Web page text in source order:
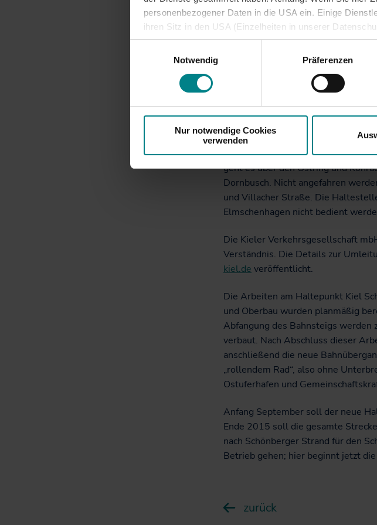
personenbezogener Daten in die USA ein. Einige
ihren Sitz in den USA (Einzelheiten in unserer
vergleichbares Datenschutzniveau. Auch sonstige
besteht die Gefahr, dass insbesondere öffentliche
Notwendig
Präferenzen
Nur notwendige Cookies
verwenden
über Ostring, Franziusallee,
Haltestellen Preetzer Straße/
Poppenrade und Grabastraße
fährt bis zur
Ostring und Konrad-Adenauer-
angefahren werden die
Elmschenhagen nicht bedient
Die Linie 34fährt bis zur
geht es über den Ostring und
Dornbusch. Nicht angefahren
und Villacher Straße. Die
Elmschenhagen nicht bedient
Die Kieler Verkehrsgesellschaft
Verständnis. Die Details zur
kiel.de veröffentlicht.
Die Arbeiten am Haltepunkt Kiel
und Oberbau wurden planmäßig
Abfangung des Bahnsteigs
verbaut. Nach Abschluss dieser
anschließend die neue
„rollendem Rad“, also ohne
Ostuferhafen und
Anfang September soll der neue
Ende 2015 soll die gesamte
nach Schönberger Strand für den
Betrieb gehen; hier beginnt jetzt
zurück